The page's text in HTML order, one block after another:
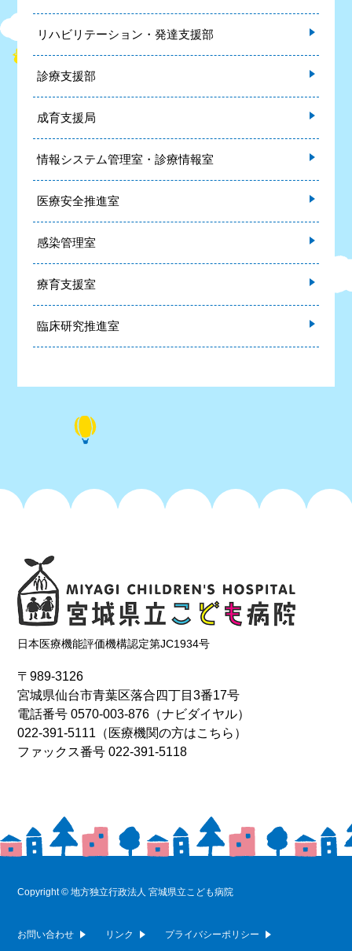
リハビリテーション・発達支援部
診療支援部
成育支援局
情報システム管理室・診療情報室
医療安全推進室
感染管理室
療育支援室
臨床研究推進室
日本医療機能評価機構認定第JC1934号
〒989-3126
宮城県仙台市青葉区落合四丁目3番17号
電話番号0570-003-876 （ナビダイヤル）
022-391-5111 （医療機関の方はこちら）
ファックス番号 022-391-5118
Copyright © 地方独立行政法人 宮城県立こども病院
お問い合わせ リンク プライバシーポリシー